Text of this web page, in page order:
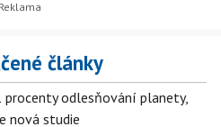
články
odlesňování planety,
nová studie